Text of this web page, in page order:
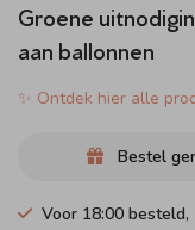
Groene
aan ballonnen
✨ Ontdek hier alle
Bestel
Voor 18:00 besteld,